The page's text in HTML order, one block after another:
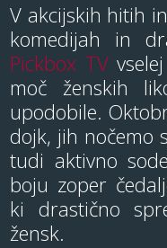
V akcijskih hitih
komedijah in
Pickbox TV
moč ženskih
upodobile.
dojk, jih nočemo
tudi aktivno
boju zoper
ki drastično
žensk.